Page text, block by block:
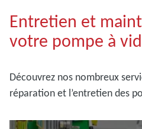
Entretien et
votre pompe à
Découvrez nos nombreux
réparation et l’entretien des